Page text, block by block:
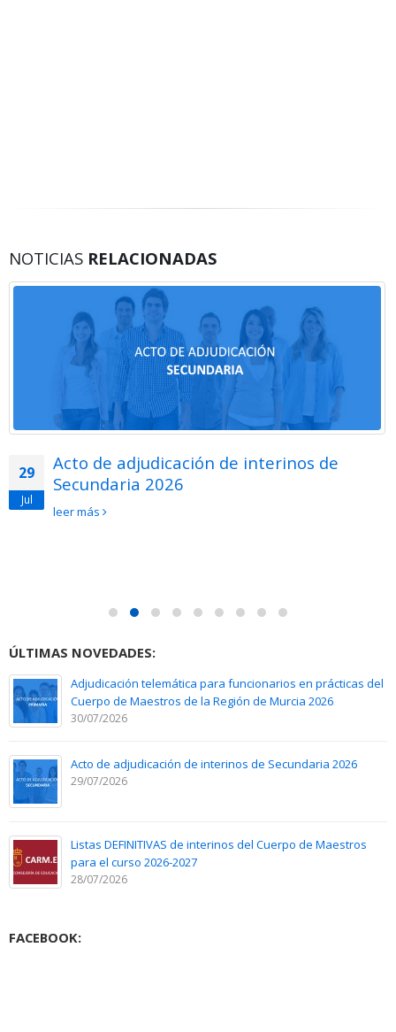
NOTICIAS RELACIONADAS
29
Jul
Acto de adjudicación de interinos de
Secundaria 2026
leer más
ÚLTIMAS NOVEDADES:
Adjudicación telemática para funcionarios en prácticas del
Cuerpo de Maestros de la Región de Murcia 2026
30/07/2026
Acto de adjudicación de interinos de Secundaria 2026
29/07/2026
Listas DEFINITIVAS de interinos del Cuerpo de Maestros
para el curso 2026-2027
28/07/2026
FACEBOOK: